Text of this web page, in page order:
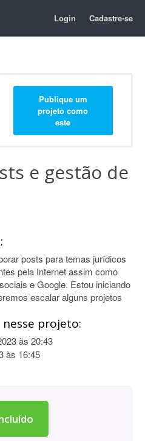
Login Cadastre-se
Publique um
projeto como
este
e gestão de
posts para temas jurídicos
pela Internet assim como
e Google. Estou iniciando
escalar alguns projetos
projeto:
às 20:43
às 16:45